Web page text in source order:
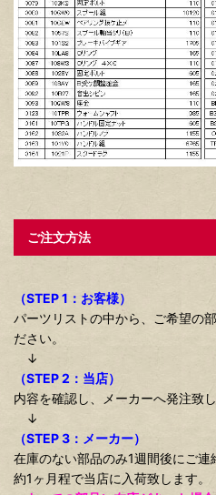
ご注文方法
（STEP 1：お客様）
パーツリストの中から、ご希望の
ださい。
↓
（STEP 2：当店）
内容を確認し、メーカーへ発注致し
↓
（STEP 3：メーカー）
在庫のない部品のみ1週間後にご
約1ヶ月程で当店に入荷致します。